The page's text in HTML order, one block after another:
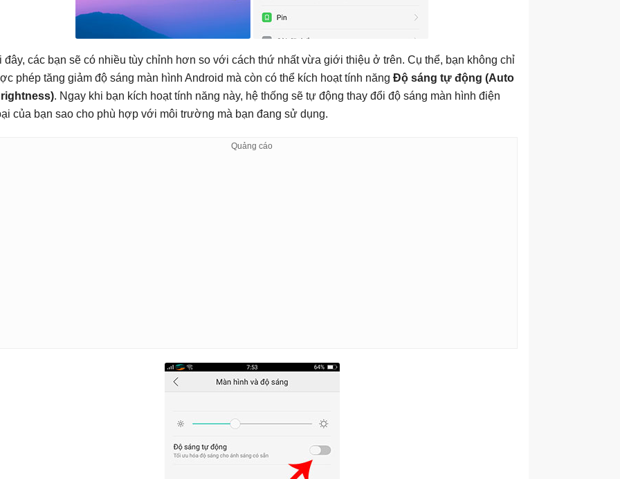
đây, các bạn sẽ có nhiều tùy chỉnh hơn so với cách thứ nhất vừa giới thiệu ở trên. Cụ thể, bạn không chỉ
phép tăng giảm độ sáng màn hình Android mà còn có thể kích hoạt tính năng Độ sáng tự động (Auto
. Ngay khi bạn kích hoạt tính năng này, hệ thống sẽ tự động thay đổi độ sáng màn hình điện
của bạn sao cho phù hợp với môi trường mà bạn đang sử dụng.